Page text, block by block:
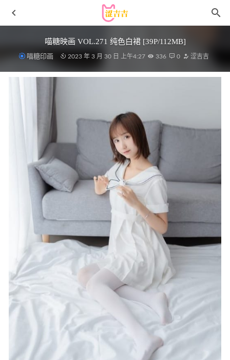
喵糖映画 VOL.271 纯色白裙 [39P/112MB]
喵糖印画 2023 年 3 月 30 日 上午4:27 336 0 涩吉吉
[微密圈]张鑫baby – 请你喝酸奶 [16P1V-23M]
雨波_HaneAme – NO.411 DOAXVV Tamaki_熱帶度假[34P-
156MB] 2025-08-14
yuuhui玉汇 – NO.93 泡沫之夏 [129P-1.36GB]
秀人网 – 2021.02.07 VOL.3095 就是阿朱啊[65+1P711M]
2022-12-10
[XIUREN秀人网]2022.08.12 VOL.5426 美七Mia[114+1P／
1.15GB] 2023-01-10